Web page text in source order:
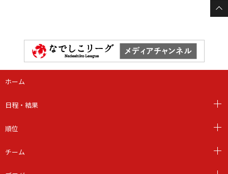
ホーム
日程・結果
順位
チーム